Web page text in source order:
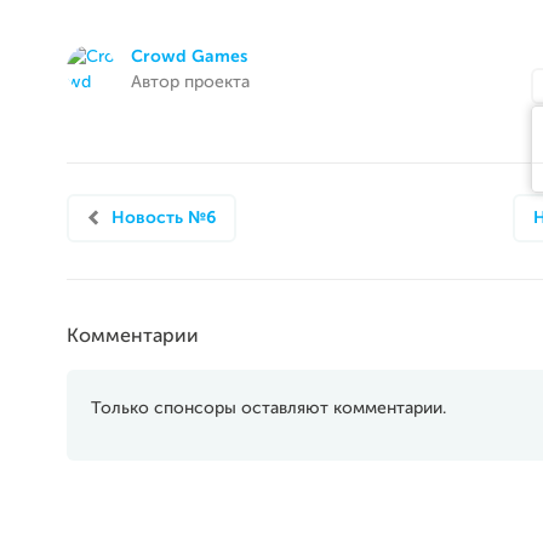
Crowd Games
Автор проекта
Новость №6
Комментарии
Только спонсоры оставляют комментарии.